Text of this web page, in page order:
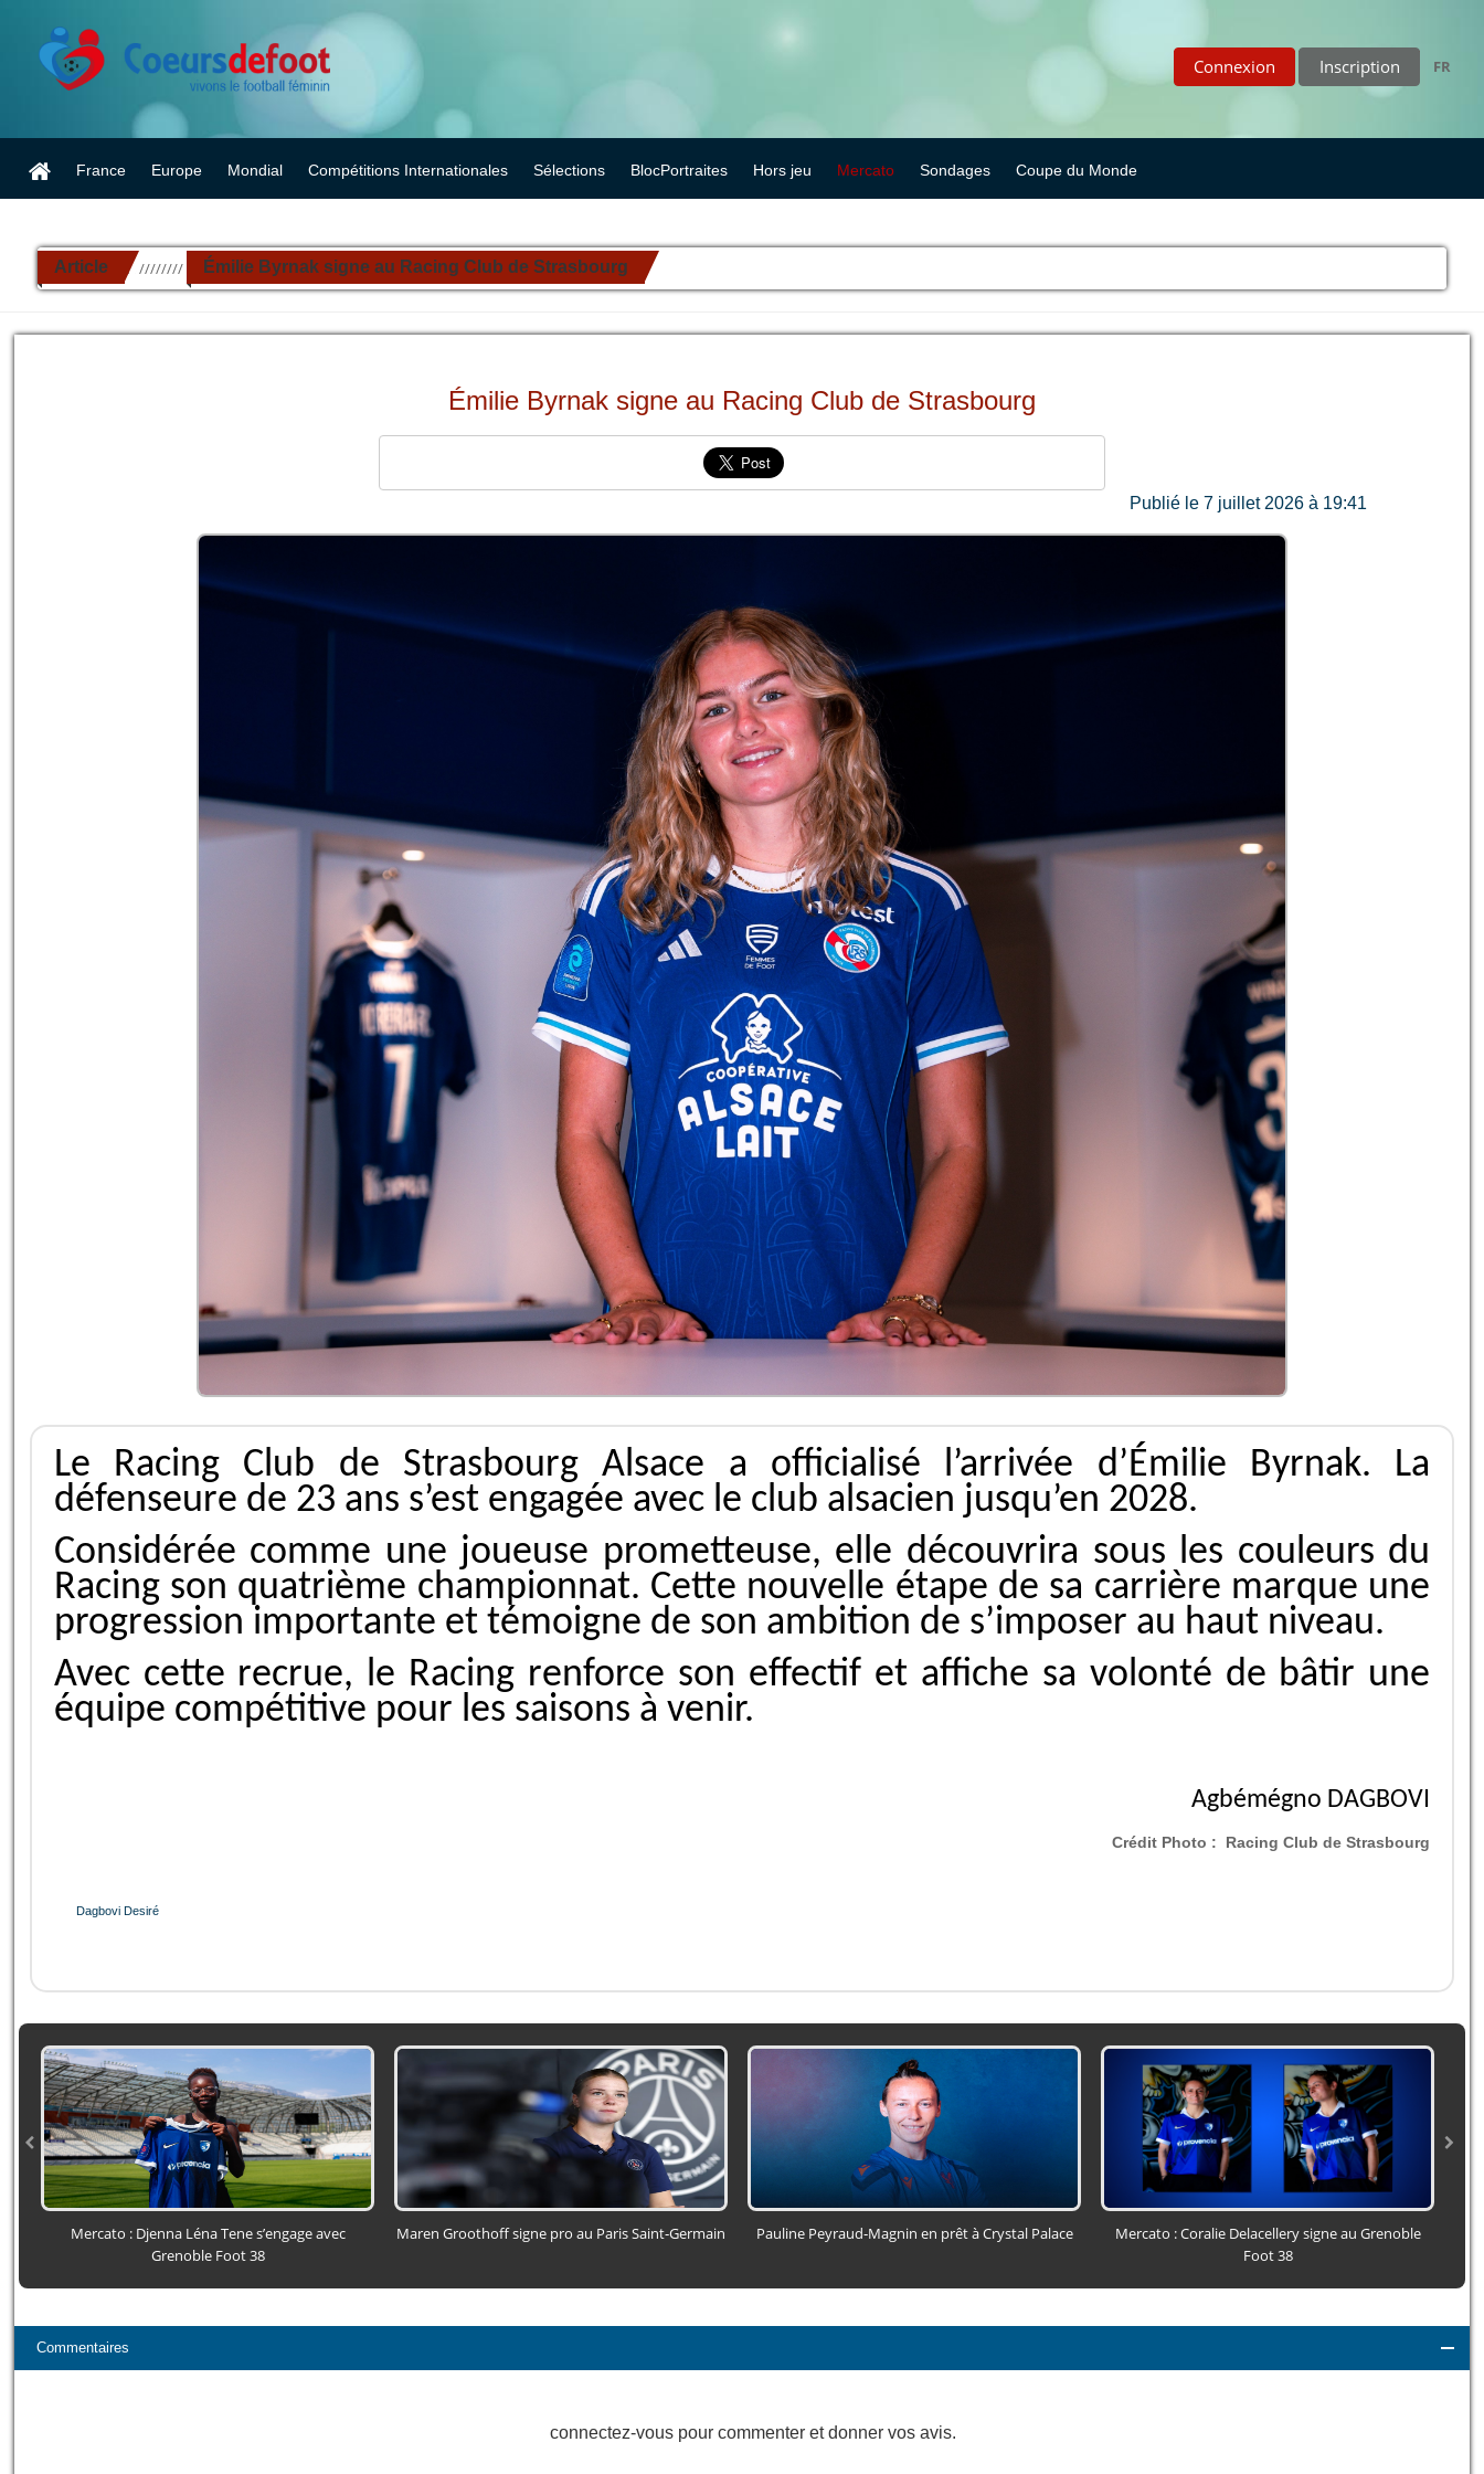
Connexion Inscription FR
France Europe Mondial Compétitions Internationales Sélections BlocPortraites Hors jeu Mercato Sondages Coupe du Monde
Article ////////// Émilie Byrnak signe au Racing Club de Strasbourg
Émilie Byrnak signe au Racing Club de Strasbourg
Publié le 7 juillet 2026 à 19:41
Le Racing Club de Strasbourg Alsace a officialisé l’arrivée d’Émilie Byrnak. La
défenseure de 23 ans s’est engagée avec le club alsacien jusqu’en 2028.
Considérée comme une joueuse prometteuse, elle découvrira sous les couleurs du
Racing son quatrième championnat. Cette nouvelle étape de sa carrière marque une
progression importante et témoigne de son ambition de s’imposer au haut niveau.
Avec cette recrue, le Racing renforce son effectif et affiche sa volonté de bâtir une
équipe compétitive pour les saisons à venir.
Agbémégno DAGBOVI
Crédit Photo : Racing Club de Strasbourg
Dagbovi Desiré
Mercato : Djenna Léna Tene s’engage avec
Grenoble Foot 38
Maren Groothoff signe pro au Paris Saint‑Germain Pauline Peyraud‑Magnin en prêt à Crystal Palace
Mercato : Coralie Delacellery signe au Grenoble
Foot 38
Commentaires
connectez-vous pour commenter et donner vos avis.